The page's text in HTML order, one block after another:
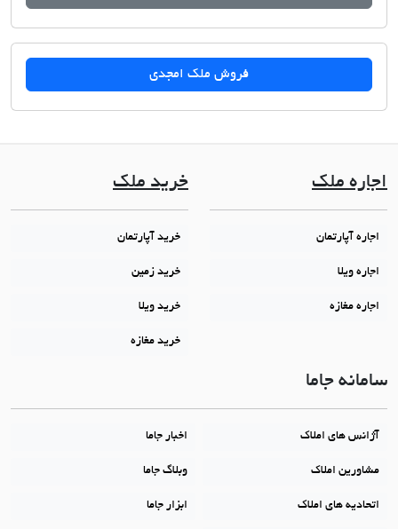
فروش ملک امجدی
اجاره ملک
اجاره آپارتمان
اجاره ویلا
اجاره مغازه
خرید ملک
خرید آپارتمان
خرید زمین
خرید ویلا
خرید مغازه
سامانه جاما
آژانس های املاک اخبار جاما
مشاورین املاک وبلاگ جاما
اتحادیه های املاک ابزار جاما